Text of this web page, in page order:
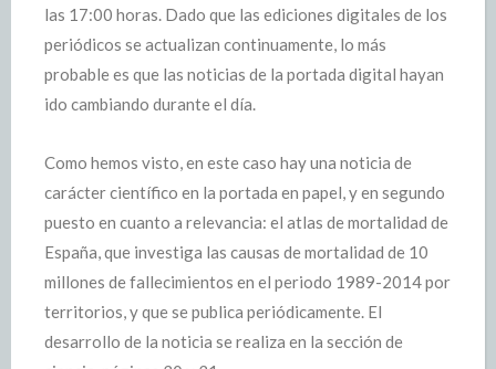
las 17:00 horas. Dado que las ediciones digitales de los
periódicos se actualizan continuamente, lo más
probable es que las noticias de la portada digital hayan
ido cambiando durante el día.
Como hemos visto, en este caso hay una noticia de
carácter científico en la portada en papel, y en segundo
puesto en cuanto a relevancia: el atlas de mortalidad de
España, que investiga las causas de mortalidad de 10
millones de fallecimientos en el periodo 1989-2014 por
territorios, y que se publica periódicamente. El
desarrollo de la noticia se realiza en la sección de